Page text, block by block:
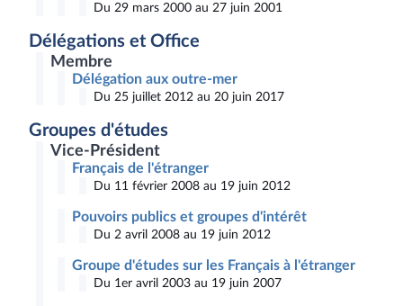
Du 29 mars 2000 au 27 juin 2001
Délégations et Office
Membre
Délégation aux outre-mer
Du 25 juillet 2012 au 20 juin 2017
Groupes d'études
Vice-Président
Français de l'étranger
Du 11 février 2008 au 19 juin 2012
Pouvoirs publics et groupes d'intérêt
Du 2 avril 2008 au 19 juin 2012
Groupe d'études sur les Français à l'étranger
Du 1er avril 2003 au 19 juin 2007